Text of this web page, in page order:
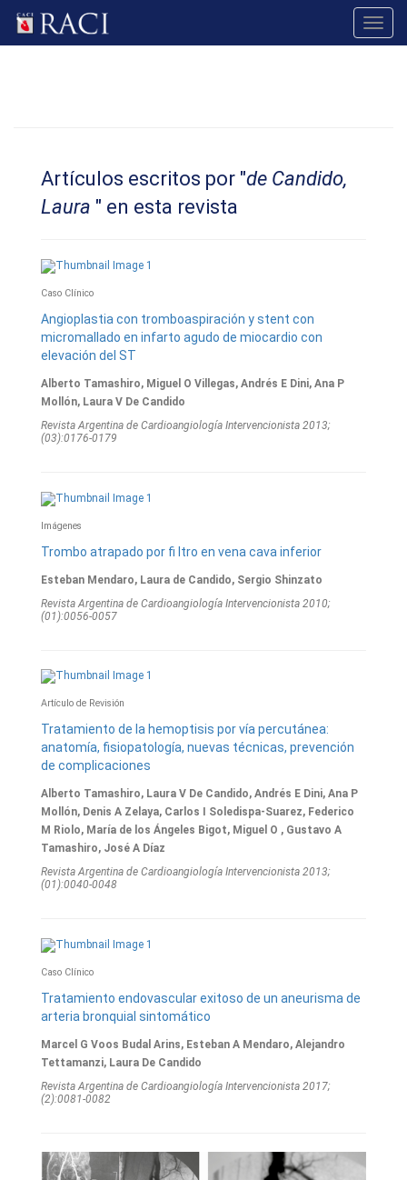
Artículos escritos por "de Candido,
Laura " en esta revista
Caso Clínico
Angioplastia con tromboaspiración y stent con
micromallado en infarto agudo de miocardio con
elevación del ST
Alberto Tamashiro, Miguel O Villegas, Andrés E Dini, Ana P
Mollón, Laura V De Candido
Revista Argentina de Cardioangiologí­a Intervencionista 2013;
(03):0176-0179
Imágenes
Trombo atrapado por fi ltro en vena cava inferior
Esteban Mendaro, Laura de Candido, Sergio Shinzato
Revista Argentina de Cardioangiologí­a Intervencionista 2010;
(01):0056-0057
Artículo de Revisión
Tratamiento de la hemoptisis por vía percutánea:
anatomía, fisiopatología, nuevas técnicas, prevención
de complicaciones
Alberto Tamashiro, Laura V De Candido, Andrés E Dini, Ana P
Mollón, Denis A Zelaya, Carlos I Soledispa-Suarez, Federico
M Riolo, María de los Ángeles Bigot, Miguel O , Gustavo A
Tamashiro, José A Díaz
Revista Argentina de Cardioangiologí­a Intervencionista 2013;
(01):0040-0048
Caso Clínico
Tratamiento endovascular exitoso de un aneurisma de
arteria bronquial sintomático
Marcel G Voos Budal Arins, Esteban A Mendaro, Alejandro
Tettamanzi, Laura De Candido
Revista Argentina de Cardioangiologí­a Intervencionista 2017;
(2):0081-0082